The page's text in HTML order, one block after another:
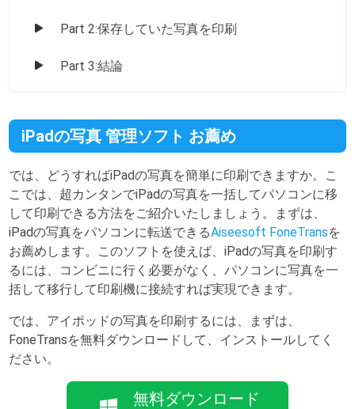
Part 2:保存していた写真を印刷
Part 3:結論
iPadの写真 管理ソフト お薦め
では、どうすればiPadの写真を簡単に印刷できますか。こ
こでは、超カンタンでiPadの写真を一括してパソコンに移
して印刷できる方法をご紹介いたしましょう。まずは、
iPadの写真をパソコンに転送できるAiseesoft FoneTransを
お薦めします。このソフトを使えば、iPadの写真を印刷す
るには、コンビニに行く必要がなく、パソコンに写真を一
括して移行して印刷機に接続すれば実現できます。
では、アイポッドの写真を印刷するには、まずは、
FoneTransを無料ダウンロードして、インストールしてく
ださい。
無料ダウンロード